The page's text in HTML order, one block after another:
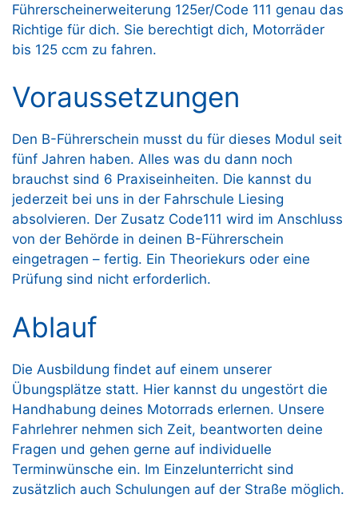
Führerscheinerweiterung 125er/Code 111 genau das
Richtige für dich. Sie berechtigt dich, Motorräder
bis 125 ccm zu fahren.
Voraussetzungen
Den B-Führerschein musst du für dieses Modul seit
fünf Jahren haben. Alles was du dann noch
brauchst sind 6 Praxiseinheiten. Die kannst du
jederzeit bei uns in der Fahrschule Liesing
absolvieren. Der Zusatz Code111 wird im Anschluss
von der Behörde in deinen B-Führerschein
eingetragen – fertig. Ein Theoriekurs oder eine
Prüfung sind nicht erforderlich.
Ablauf
Die Ausbildung findet auf einem unserer
Übungsplätze statt. Hier kannst du ungestört die
Handhabung deines Motorrads erlernen. Unsere
Fahrlehrer nehmen sich Zeit, beantworten deine
Fragen und gehen gerne auf individuelle
Terminwünsche ein. Im Einzelunterricht sind
zusätzlich auch Schulungen auf der Straße möglich.